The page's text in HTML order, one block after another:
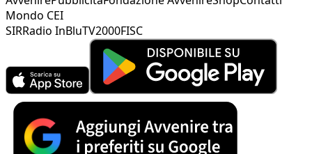
Mondo CEI
SIRRadio InBluTV2000FISC